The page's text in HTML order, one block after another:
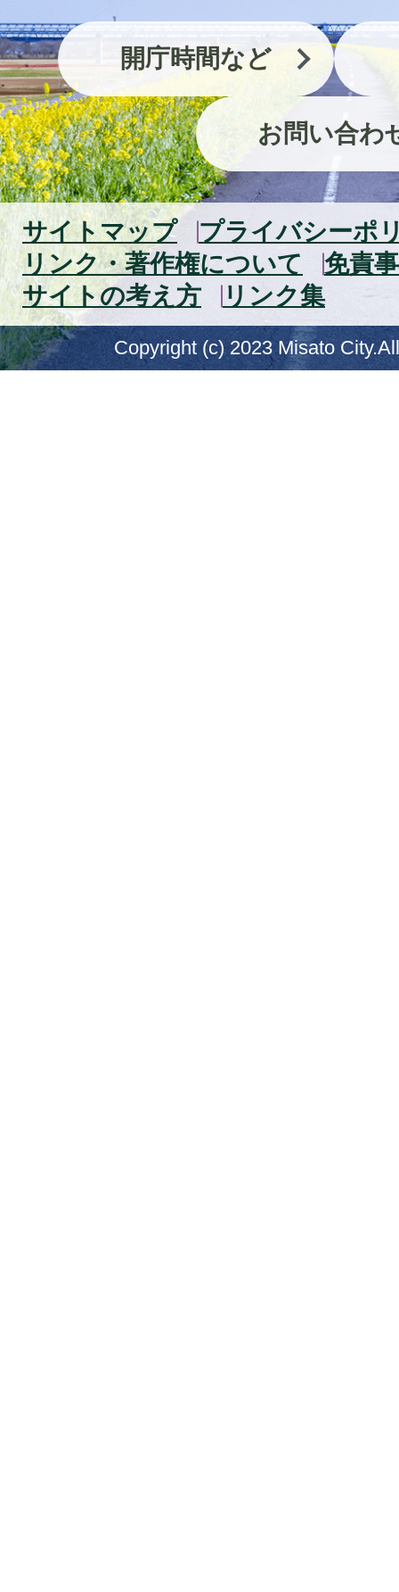
開庁時間など
お問い合わ
サイトマップ
プライバシーポ
リンク・著作権について
免責
サイトの考え方
リンク集
Copyright (c) 2023 Misato